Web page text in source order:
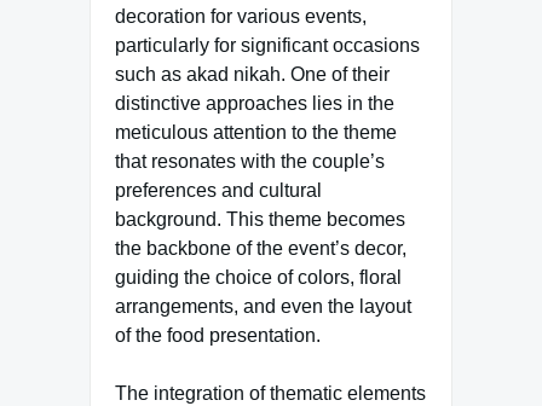
decoration for various events,
particularly for significant occasions
such as akad nikah. One of their
distinctive approaches lies in the
meticulous attention to the theme
that resonates with the couple’s
preferences and cultural
background. This theme becomes
the backbone of the event’s decor,
guiding the choice of colors, floral
arrangements, and even the layout
of the food presentation.
The integration of thematic elements